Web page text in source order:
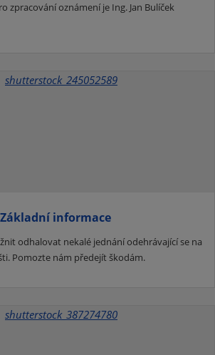
zpracování oznámení je Ing. Jan Bulíček
Základní informace
odhalovat nekalé jednání odehrávající se na
Pomozte nám předejít škodám.